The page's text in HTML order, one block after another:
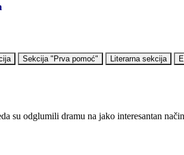
Sekcija "Prva pomoć" Literarna sekcija
su odglumili dramu na jako interesantan